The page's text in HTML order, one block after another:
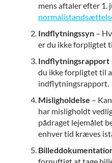
mens aftaler efter 1.
Indflytningssyn –
er du ikke forpligtet
Indflytningsrapport
du ikke forpligtet til
indflytningsrapport.
Misligholdelse –
har misligholdt
pådraget lejemålet
enhver tid kræves